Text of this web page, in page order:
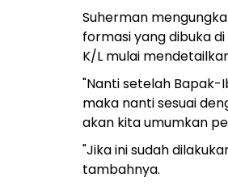
Suherman
formasi yang dibuka
K/L mulai
"Nanti setelah Bapak-
maka nanti sesuai
akan kita umumkan
"Jika ini sudah
tambahnya.